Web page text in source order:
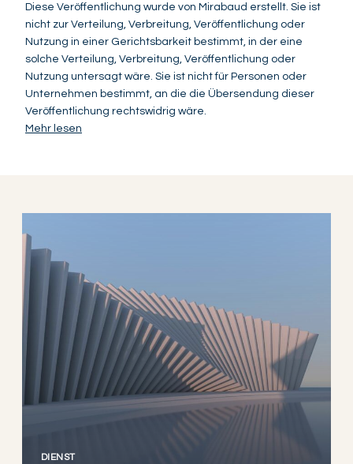
Diese Veröffentlichung wurde von Mirabaud erstellt. Sie ist
nicht zur Verteilung, Verbreitung, Veröffentlichung oder
Nutzung in einer Gerichtsbarkeit bestimmt, in der eine
solche Verteilung, Verbreitung, Veröffentlichung oder
Nutzung untersagt wäre. Sie ist nicht für Personen oder
Unternehmen bestimmt, an die die Übersendung dieser
Veröffentlichung rechtswidrig wäre.
Mehr lesen
DIENST